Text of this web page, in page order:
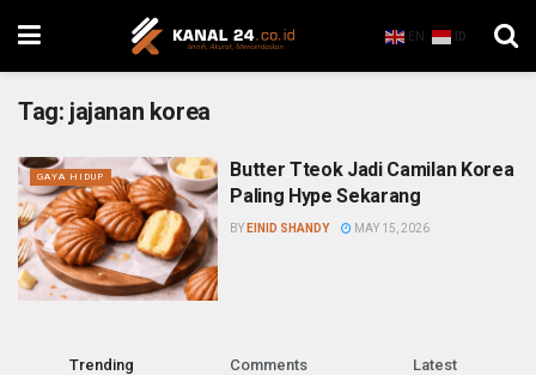
EN ID
Tag: jajanan korea
GAYA HIDUP
Butter Tteok Jadi Camilan Korea
Paling Hype Sekarang
BY EINID SHANDY MAY 15, 2026
Trending Comments Latest